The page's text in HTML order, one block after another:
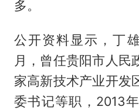
多。
公开资料显示，丁
月，曾任贵阳市人民
家高新技术产业开发
委书记等职，2013